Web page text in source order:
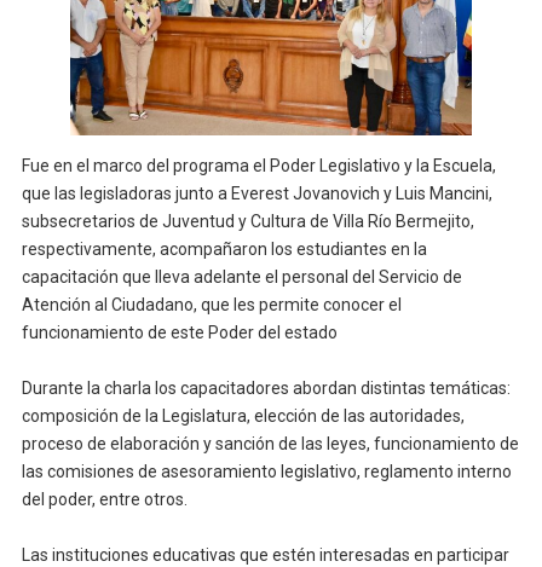
Fue en el marco del programa el Poder Legislativo y la Escuela,
que las legisladoras junto a Everest Jovanovich y Luis Mancini,
subsecretarios de Juventud y Cultura de Villa Río Bermejito,
respectivamente, acompañaron los estudiantes en la
capacitación que lleva adelante el personal del Servicio de
Atención al Ciudadano, que les permite conocer el
funcionamiento de este Poder del estado
Durante la charla los capacitadores abordan distintas temáticas:
composición de la Legislatura, elección de las autoridades,
proceso de elaboración y sanción de las leyes, funcionamiento de
las comisiones de asesoramiento legislativo, reglamento interno
del poder, entre otros.
Las instituciones educativas que estén interesadas en participar